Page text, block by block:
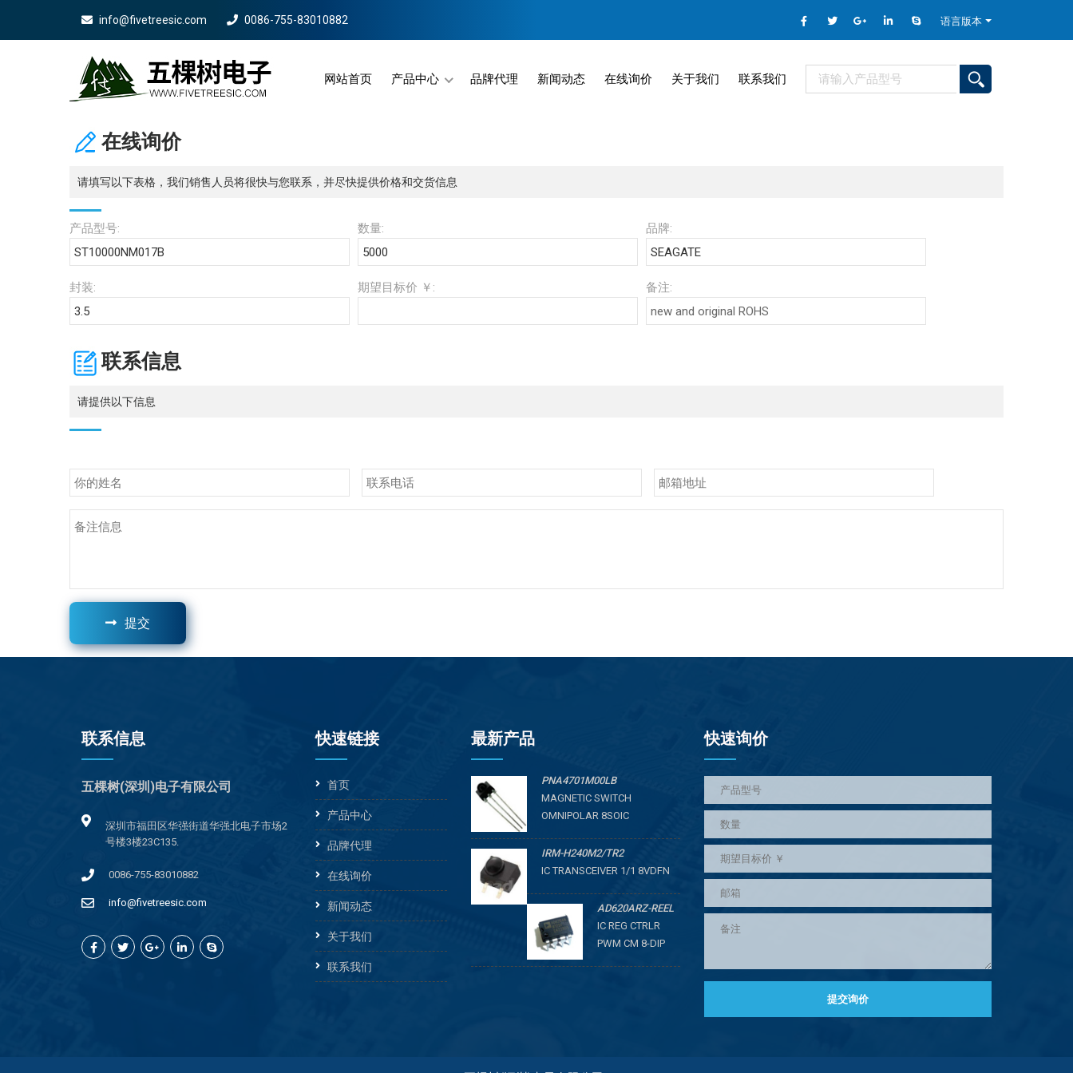
info@fivetreesic.com 0086-755-83010882 语言版本
网站首页 产品中心 品牌代理 新闻动态 在线询价 关于我们 联系我们
在线询价
请填写以下表格，我们销售人员将很快与您联系，并尽快提供价格和交货信息
产品型号: 数量: 品牌:
封装: 期望目标价 ￥: 备注:
联系信息
请提供以下信息
提交
联系信息
五棵树(深圳)电子有限公司
深圳市福田区华强街道华强北电子市场2
号楼3楼23C135.
0086-755-83010882
info@fivetreesic.com
快速链接
首页
产品中心
品牌代理
在线询价
新闻动态
关于我们
联系我们
最新产品
PNA4701M00LB
MAGNETIC SWITCH
OMNIPOLAR 8SOIC
IRM-H240M2/TR2
IC TRANSCEIVER 1/1 8VDFN
AD620ARZ-REEL
IC REG CTRLR
PWM CM 8-DIP
快速询价
提交询价